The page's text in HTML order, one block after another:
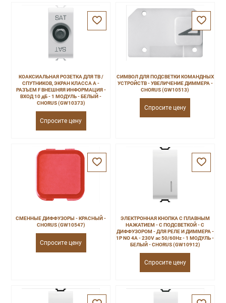
КОАКСИАЛЬНАЯ РОЗЕТКА ДЛЯ ТВ /
СПУТНИКОВ, ЭКРАН КЛАССА A -
РАЗЪЕМ F ВНЕШНЯЯ ИНФОРМАЦИЯ -
ВХОД 10 дБ - 1 МОДУЛЬ - БЕЛЫЙ -
CHORUS (GW10373)
Спросите цену
СИМВОЛ ДЛЯ ПОДСВЕТКИ КОМАНДНЫХ
УСТРОЙСТВ - УВЕЛИЧЕНИЕ ДИММЕРА -
CHORUS (GW10513)
Спросите цену
СМЕННЫЕ ДИФФУЗОРЫ - КРАСНЫЙ -
CHORUS (GW10547)
Спросите цену
ЭЛЕКТРОННАЯ КНОПКА С ПЛАВНЫМ
НАЖАТИЕМ - С ПОДСВЕТКОЙ - С
ДИФФУЗОРОМ - ДЛЯ РЕЛЕ И ДИММЕРА -
1P NO 4A - 230V ac 50/60Hz - 1 МОДУЛЬ -
БЕЛЫЙ - CHORUS (GW10912)
Спросите цену